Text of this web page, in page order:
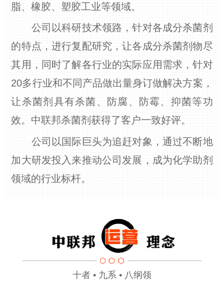
脂、橡胶、塑胶工业等领域。
公司以科研技术领路，针对各成分杀菌剂
的特点，进行复配研究，让各成分杀菌剂物尽
其用，同时了解各行业的实际应用需求，针对
20多行业和不同产品做出量身订做解决方案，
让杀菌剂具有杀菌、防腐、防霉、抑菌等功
效。中联邦杀菌剂获得了客户一致好评。
公司以国际巨头为追赶对象，通过不断地
加大研发投入来推动公司发展，成为化学助剂
领域的行业标杆。
十者 • 九系 • 八纲领